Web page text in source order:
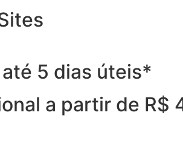
5 dias úteis*
a partir de R$